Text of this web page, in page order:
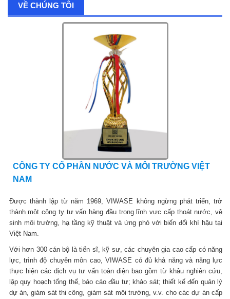
VỀ CHÚNG TÔI
CÔNG TY CỔ PHẦN NƯỚC VÀ MÔI TRƯỜNG VIỆT
NAM
Được thành lập từ năm 1969, VIWASE không ngừng phát triển, trở
thành một công ty tư vấn hàng đầu trong lĩnh vực cấp thoát nước, vệ
sinh môi trường, hạ tầng kỹ thuật và ứng phó với biến đổi khí hậu tại
Việt Nam.
Với hơn 300 cán bộ là tiến sĩ, kỹ sư, các chuyên gia cao cấp có năng
lực, trình độ chuyên môn cao, VIWASE có đủ khả năng và năng lực
thực hiện các dịch vụ tư vấn toàn diện bao gồm từ khâu nghiên cứu,
lập quy hoạch tổng thể, báo cáo đầu tư; khảo sát; thiết kế đến quản lý
dự án, giám sát thi công, giám sát môi trường, v.v. cho các dự án cấp